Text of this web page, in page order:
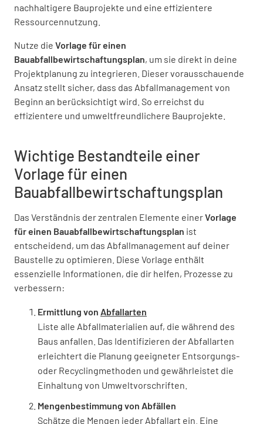
nachhaltigere Bauprojekte und eine effizientere
Ressourcennutzung.
Nutze die Vorlage für einen
Bauabfallbewirtschaftungsplan, um sie direkt in deine
Projektplanung zu integrieren. Dieser vorausschauende
Ansatz stellt sicher, dass das Abfallmanagement von
Beginn an berücksichtigt wird. So erreichst du
effizientere und umweltfreundlichere Bauprojekte.
Wichtige Bestandteile einer
Vorlage für einen
Bauabfallbewirtschaftungsplan
Das Verständnis der zentralen Elemente einerVorlage
für einen Bauabfallbewirtschaftungsplan ist
entscheidend, um das Abfallmanagement auf deiner
Baustelle zu optimieren. Diese Vorlage enthält
essenzielle Informationen, die dir helfen, Prozesse zu
verbessern:
Ermittlung von Abfallarten
Liste alle Abfallmaterialien auf, die während des
Baus anfallen. Das Identifizieren der Abfallarten
erleichtert die Planung geeigneter Entsorgungs-
oder Recyclingmethoden und gewährleistet die
Einhaltung von Umweltvorschriften.
Mengenbestimmung von Abfällen
Schätze die Mengen jeder Abfallart ein. Eine
Liegen Ergebnisse von
Schadstoffermittlungen vor?
JA NEIN N/A
durchgeführt werden?
JA NEIN
Wurden Schadstoffbelastungen festgestellt?
JA NEIN N/A
Sind Schadstoffe in der Bausubstanz
vorhanden?
JA NEIN N/A
Materialien und Abfälle